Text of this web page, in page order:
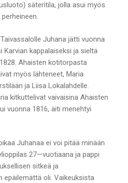
säteritila, jolla asui myös
Juhana jätti vuonna
Karvian kappalaiseksi ja sieltä
Ahaisten kotitorpasta
myös lähteneet, Maria
ja Liisa Lokalahdelle.
kitkuttelivat vaivaisina Ahaisten
vuonna 1816, äiti menehtyi
Juhanaa ei voi pitää minään
27—vuotiaana ja pappi
sitkeä ja
epäilemättä oli. Vaikeuksista